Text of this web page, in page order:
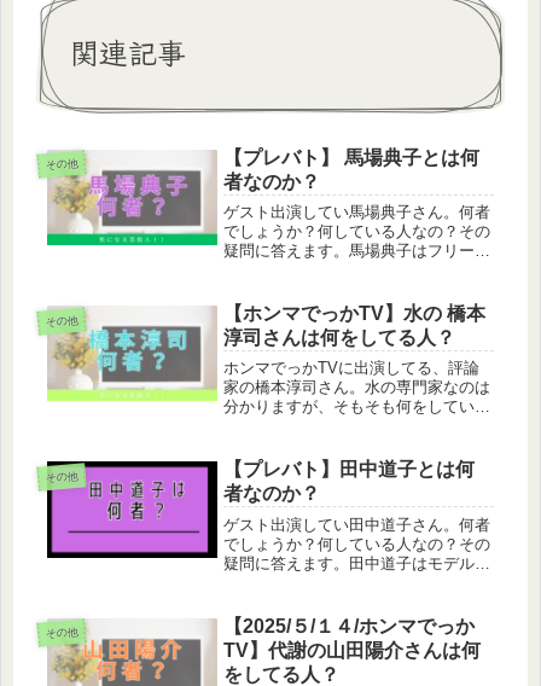
関連記事
その他
【プレバト】 馬場典子とは何
者なのか？
ゲスト出演してい馬場典子さん。何者
でしょうか？何している人なの？その
疑問に答えます。馬場典子はフリーア
ーです。 この投稿をInstagramで見る
babanoriko(@...
その他
【ホンマでっかTV】水の 橋本
淳司さんは何をしてる人？
ホンマでっかTVに出演してる、評論
家の橋本淳司さん。水の専門家なのは
分かりますが、そもそも何をしている
トと活動しています。「水」に関する
環境問題や暮らしと水に関する教育に
力...
その他
【プレバト】田中道子とは何
者なのか？
ゲスト出演してい田中道子さん。何者
でしょうか？何している人なの？その
疑問に答えます。田中道子はモデル田
パンで3位になっています。また、女
優としてテレビドラマに出演もして
い...
その他
【2025/５/１４/ホンマでっか
TV】代謝の山田陽介さんは何
をしてる人？